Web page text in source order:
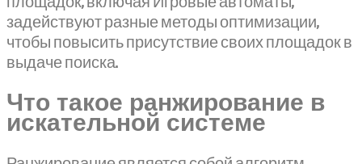
задействуют разные методы оптимизации,
чтобы повысить присутствие своих площадок в
выдаче поиска.
Что такое ранжирование в
искательной системе